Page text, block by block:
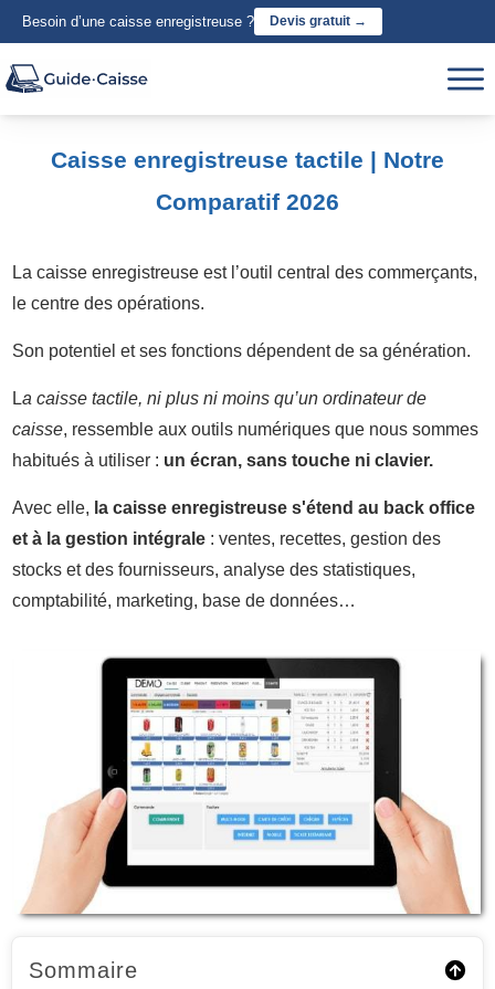
Caisse enregistreuse tactile | Notre
Comparatif 2026
La caisse enregistreuse est l’outil central des commerçants,
le centre des opérations.
Son potentiel et ses fonctions dépendent de sa génération.
La caisse tactile, ni plus ni moins qu’un ordinateur de
caisse, ressemble aux outils numériques que nous sommes
habitués à utiliser : un écran, sans touche ni clavier.
Avec elle, la caisse enregistreuse s'étend au back office
et à la gestion intégrale : ventes, recettes, gestion des
stocks et des fournisseurs, analyse des statistiques,
comptabilité, marketing, base de données…
Sommaire
Besoin d’une caisse enregistreuse ? Devis gratuit →